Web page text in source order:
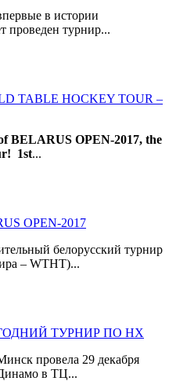
в истории
проведен турнир...
TABLE HOCKEY TOUR –
BELARUS OPEN-2017, the
1st...
OPEN-2017
белорусский турнир
– WTHT)...
ТУРНИР ПО НХ
провела 29 декабря
в ТЦ...